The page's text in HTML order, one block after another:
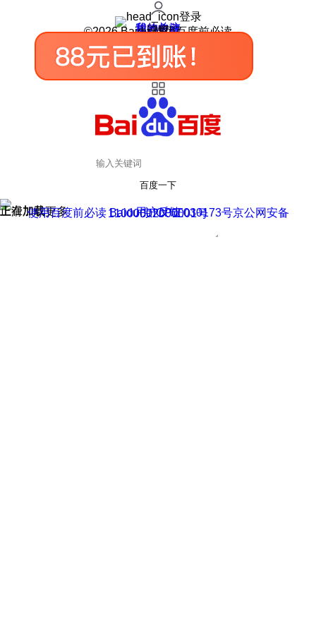
登录
我的关注
我的收藏
皮肤中心
用户反馈
设置
©2026 Baidu 使用百度前必读
百度一下
正在加载
上滑加载更多 用户反馈
使用百度前必读 Baidu 京ICP证030173号
京公网安备11000002000001号